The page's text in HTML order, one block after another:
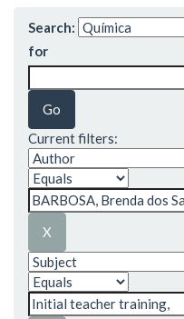
Search:
for
Current filters: